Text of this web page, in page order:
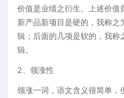
价值是业绩之衍生。上述价值
新产品新项目是硬的，我称之
辑；后面的几项是软的，我称
辑。
2、领涨性
领涨一词，语文含义很简单，